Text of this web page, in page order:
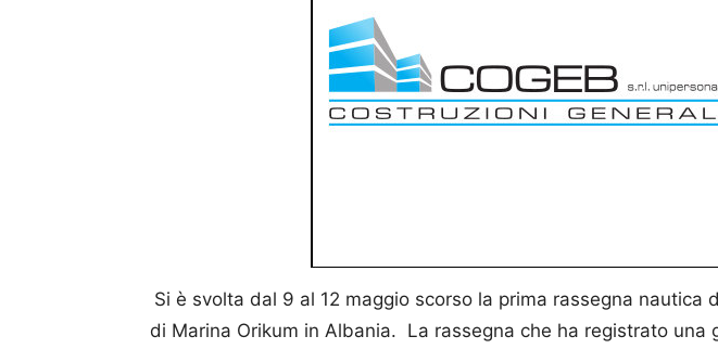
Si è svolta dal 9 al 12 maggio scorso la prima rassegna nautica
di Marina Orikum in Albania. La rassegna che ha registrato una